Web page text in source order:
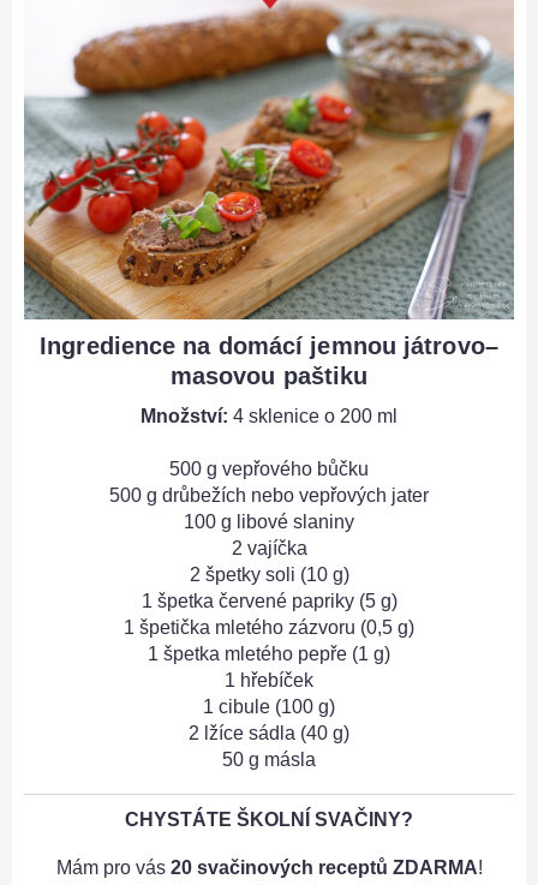
Ingredience na domácí jemnou játrovo–
masovou paštiku
Množství: 4 sklenice o 200 ml
500 g vepřového bůčku
500 g drůbežích nebo vepřových jater
100 g libové slaniny
2 vajíčka
2 špetky soli (10 g)
1 špetka červené papriky (5 g)
1 špetička mletého zázvoru (0,5 g)
1 špetka mletého pepře (1 g)
1 hřebíček
1 cibule (100 g)
2 lžíce sádla (40 g)
50 g másla
CHYSTÁTE ŠKOLNÍ SVAČINY?
Mám pro vás 20 svačinových receptů ZDARMA!